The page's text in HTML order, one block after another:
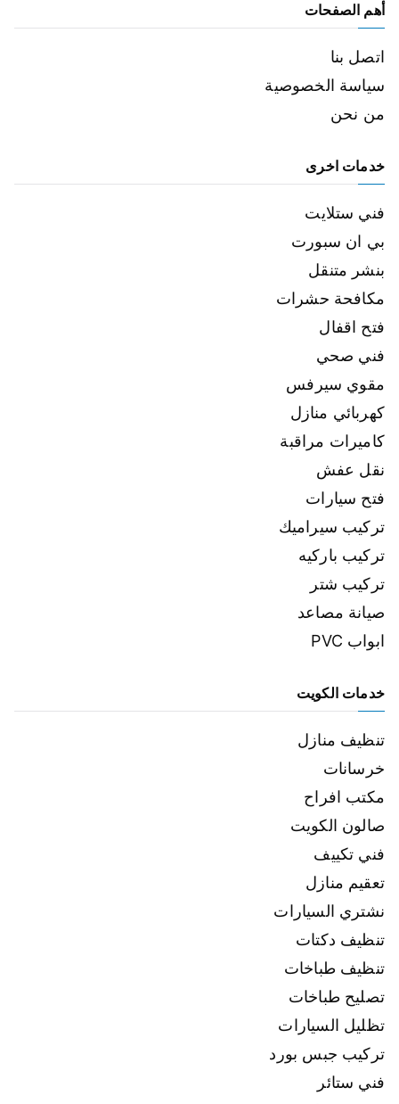
أهم الصفحات
اتصل بنا
سياسة الخصوصية
من نحن
خدمات اخرى
فني ستلايت
بي ان سبورت
بنشر متنقل
مكافحة حشرات
فتح اقفال
فني صحي
مقوي سيرفس
كهربائي منازل
كاميرات مراقبة
نقل عفش
فتح سيارات
تركيب سيراميك
تركيب باركيه
تركيب شتر
صيانة مصاعد
ابواب PVC
خدمات الكويت
تنظيف منازل
خرسانات
مكتب افراح
صالون الكويت
فني تكييف
تعقيم منازل
نشتري السيارات
تنظيف دكتات
تنظيف طباخات
تصليح طباخات
تظليل السيارات
تركيب جبس بورد
فني ستائر